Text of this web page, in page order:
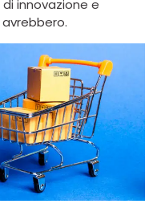
innovazione e